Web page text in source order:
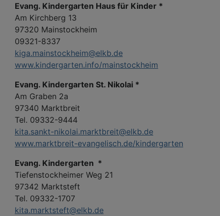
Evang. Kindergarten Haus für Kinder *
Am Kirchberg 13
97320 Mainstockheim
09321-8337
kiga.mainstockheim@elkb.de
www.kindergarten.info/mainstockheim
Evang. Kindergarten St. Nikolai *
Am Graben 2a
97340 Marktbreit
Tel. 09332-9444
kita.sankt-nikolai.marktbreit@elkb.de
www.marktbreit-evangelisch.de/kindergarten
Evang. Kindergarten *
Tiefenstockheimer Weg 21
97342 Marktsteft
Tel. 09332-1707
kita.marktsteft@elkb.de